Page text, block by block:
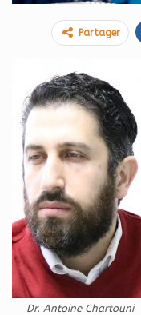
Partager
Dr. Antoine Chartouni